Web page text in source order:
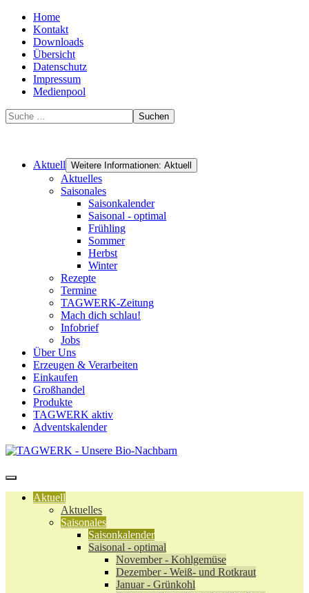
Home
Kontakt
Downloads
Übersicht
Datenschutz
Impressum
Medienpool
Suchen
Aktuell Weitere Informationen: Aktuell
Aktuelles
Saisonales
Saisonkalender
Saisonal - optimal
Frühling
Sommer
Herbst
Winter
Rezepte
Termine
TAGWERK-Zeitung
Mach dich schlau!
Infobrief
Jobs
Über Uns
Erzeugen & Verarbeiten
Einkaufen
Großhandel
Produkte
TAGWERK aktiv
Adventskalender
Aktuell
Aktuelles
Saisonales
Saisonkalender
Saisonal - optimal
November - Kohlgemüse
Dezember - Weiß- und Rotkraut
Januar - Grünkohl